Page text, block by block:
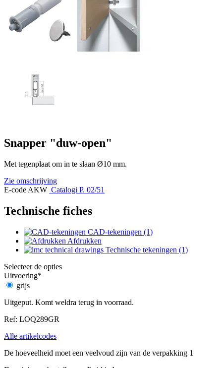
Snapper "duw-open"
Met tegenplaat om in te slaan Ø10 mm.
Zie omschrijving
E-code AKW Catalogi P. 02/51
Technische fiches
CAD-tekeningen (1)
Afdrukken
Technische tekeningen (1)
Selecteer de opties
Uitvoering*
grijs
Uitgeput. Komt weldra terug in voorraad.
Ref: LOQ289GR
Alle artikelcodes
De hoeveelheid moet een veelvoud zijn van de verpakking 1